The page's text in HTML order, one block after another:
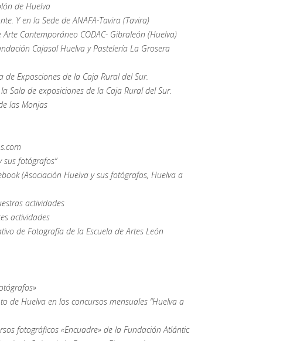
de Huelva
Y en la Sede de ANAFA-Tavira (Tavira)
Contemporáneo CODAC- Gibraleón (Huelva)
Cajasol Huelva y Pastelería La Grosera
Exposciones de la Caja Rural del Sur.
Sala de exposiciones de la Caja Rural del Sur.
las Monjas
sus fotógrafos”
(Asociación Huelva y sus fotógrafos, Huelva a
actividades
actividades
de Fotografía de la Escuela de Artes León
de Huelva en los concursos mensuales “Huelva a
fotográficos «Encuadre» de la Fundación Atlántic